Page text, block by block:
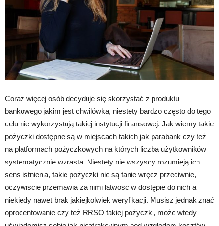
Coraz więcej osób decyduje się skorzystać z produktu
bankowego jakim jest chwilówka, niestety bardzo często do tego
celu nie wykorzystują takiej instytucji finansowej. Jak wiemy takie
pożyczki dostępne są w miejscach takich jak parabank czy też
na platformach pożyczkowych na których liczba użytkowników
systematycznie wzrasta. Niestety nie wszyscy rozumieją ich
sens istnienia, takie pożyczki nie są tanie wręcz przeciwnie,
oczywiście przemawia za nimi łatwość w dostępie do nich a
niekiedy nawet brak jakiejkolwiek weryfikacji. Musisz jednak znać
oprocentowanie czy też RRSO takiej pożyczki, może wtedy